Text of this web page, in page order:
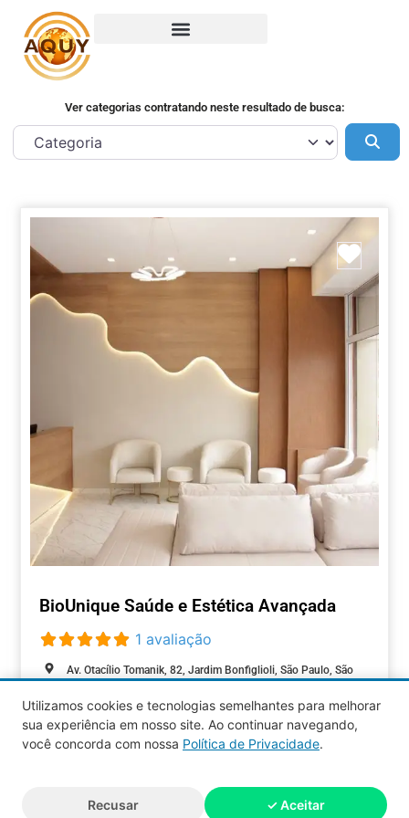
Ver categorias contratando neste resultado de busca:
BioUnique Saúde e Estética Avançada
1 avaliação
Av. Otacílio Tomanik, 82, Jardim Bonfiglioli, São Paulo, São
BELEZA Aberto agora:
reservados.
Utilizamos cookies e tecnologias semelhantes para melhorar
sua experiência em nosso site. Ao continuar navegando,
você concorda com nossa Política de Privacidade.
Recusar ✓ Aceitar